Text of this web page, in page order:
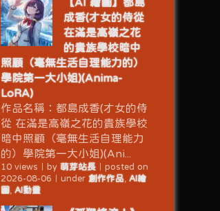
成香(才女的侍從
在滿是高嶺之花
的貴族學校暗中
照顧（毫無生活自理能力的）
學院第一大小姐)(Anima-
LoRA)
作品名稱：都島成香(才女的侍
從 在滿是高嶺之花的貴族學校
暗中照顧（毫無生活自理能力
的）學院第一大小姐)(Ani...
10 views by 萌芽站長｜ posted on
2026-08-06
under 創作作品, AI繪
圖, AI動畫